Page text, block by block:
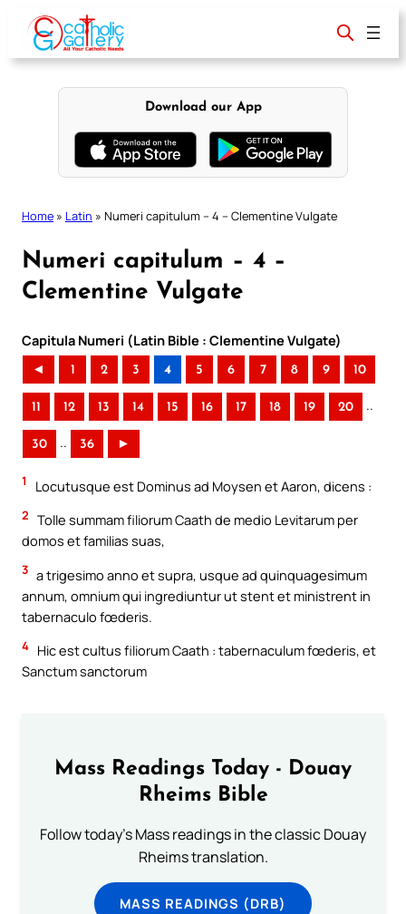
content
Download our App
Home » Latin » Numeri capitulum – 4 – Clementine Vulgate
Numeri capitulum – 4 –
Clementine Vulgate
Capitula Numeri (Latin Bible : Clementine Vulgate)
◄ 1 2 3 4 5 6 7 8 9 10
11 12 13 14 15 16 17 18 19 20 ..
30 .. 36 ►
1 Locutusque est Dominus ad Moysen et Aaron, dicens :
2 Tolle summam filiorum Caath de medio Levitarum per
domos et familias suas,
3 a trigesimo anno et supra, usque ad quinquagesimum
annum, omnium qui ingrediuntur ut stent et ministrent in
tabernaculo fœderis.
4 Hic est cultus filiorum Caath : tabernaculum fœderis, et
Sanctum sanctorum
Mass Readings Today - Douay
Rheims Bible
Follow today's Mass readings in the classic Douay
Rheims translation.
MASS READINGS (DRB)